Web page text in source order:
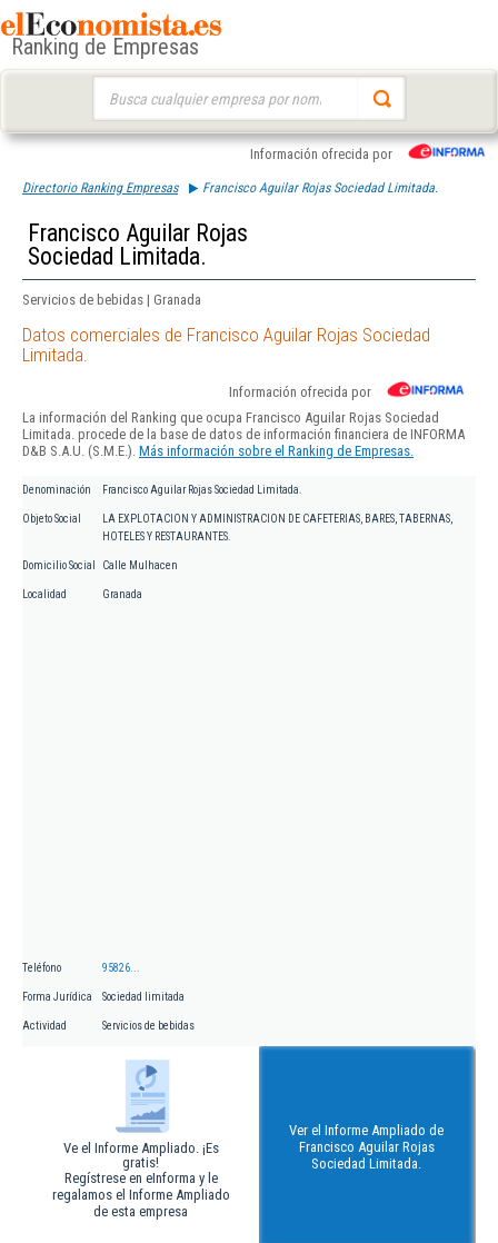
Ranking de Empresas
Información ofrecida por
Directorio Ranking Empresas Francisco Aguilar Rojas Sociedad Limitada.
Francisco Aguilar Rojas
Sociedad Limitada.
Servicios de bebidas | Granada
Datos comerciales de Francisco Aguilar Rojas Sociedad
Limitada.
Información ofrecida por
La información del Ranking que ocupa Francisco Aguilar Rojas Sociedad
Limitada. procede de la base de datos de información financiera de INFORMA
D&B S.A.U. (S.M.E.). Más información sobre el Ranking de Empresas.
Denominación Francisco Aguilar Rojas Sociedad Limitada.
Objeto Social
LA EXPLOTACION Y ADMINISTRACION DE CAFETERIAS, BARES, TABERNAS,
HOTELES Y RESTAURANTES.
Domicilio Social Calle Mulhacen
Localidad Granada
Teléfono 95826...
Forma Jurídica Sociedad limitada
Actividad Servicios de bebidas
Ve el Informe Ampliado. ¡Es
gratis!
Regístrese en eInforma y le
regalamos el Informe Ampliado
de esta empresa
Ver el Informe Ampliado de
Francisco Aguilar Rojas
Sociedad Limitada.